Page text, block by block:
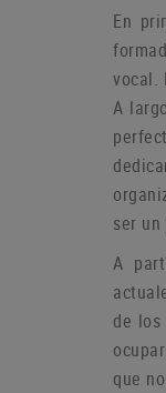
En
vocal.
A
ser
A
de los
que